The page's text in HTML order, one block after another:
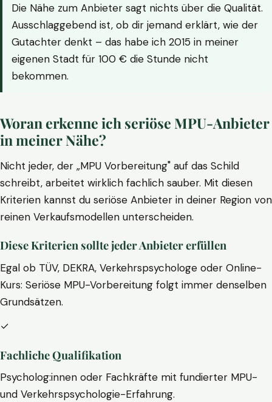
Die Nähe zum Anbieter sagt nichts über die Qualität.
Ausschlaggebend ist, ob dir jemand erklärt, wie der
Gutachter denkt – das habe ich 2015 in meiner
eigenen Stadt für 100 € die Stunde nicht
bekommen.
Woran erkenne ich seriöse MPU-Anbieter
in meiner Nähe?
Nicht jeder, der „MPU Vorbereitung" auf das Schild
schreibt, arbeitet wirklich fachlich sauber. Mit diesen
Kriterien kannst du seriöse Anbieter in deiner Region von
reinen Verkaufsmodellen unterscheiden.
Diese Kriterien sollte jeder Anbieter erfüllen
Egal ob TÜV, DEKRA, Verkehrspsychologe oder Online-
Kurs: Seriöse MPU-Vorbereitung folgt immer denselben
Grundsätzen.
✓
Fachliche Qualifikation
Psycholog:innen oder Fachkräfte mit fundierter MPU-
und Verkehrspsychologie-Erfahrung.